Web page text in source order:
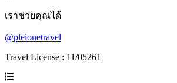
เราช่วยคุณได้
@pleionetravel
Travel License : 11/05261